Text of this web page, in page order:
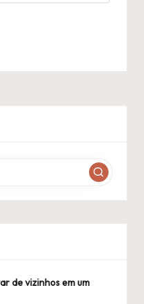
de vizinhos em um